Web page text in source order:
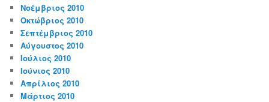
Νοέμβριος 2010
Οκτώβριος 2010
Σεπτέμβριος 2010
Αύγουστος 2010
Ιούλιος 2010
Ιούνιος 2010
Απρίλιος 2010
Μάρτιος 2010